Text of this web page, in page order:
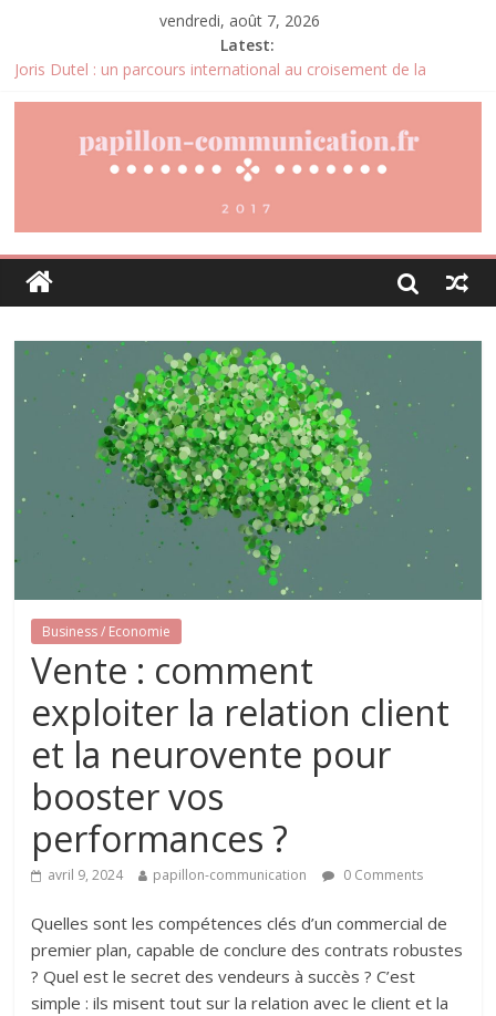
vendredi, août 7, 2026
Latest:
Joris Dutel : un parcours international au croisement de la
Pourquoi la gestion locative devient un levier stratégique pour
valoriser son patrimoine immobilier
Agria : une assurance santé animale conçue pour répondre aux
besoins des propriétaires
Denis Bouclon : l’éducation, la diplomatie et l’engagement
international au cœur d’un parcours singulier
Business / Economie
Vente : comment
exploiter la relation client
et la neurovente pour
booster vos
performances ?
avril 9, 2024 papillon-communication 0 Comments
Quelles sont les compétences clés d’un commercial de
premier plan, capable de conclure des contrats robustes
? Quel est le secret des vendeurs à succès ? C’est
simple : ils misent tout sur la relation avec le client et la